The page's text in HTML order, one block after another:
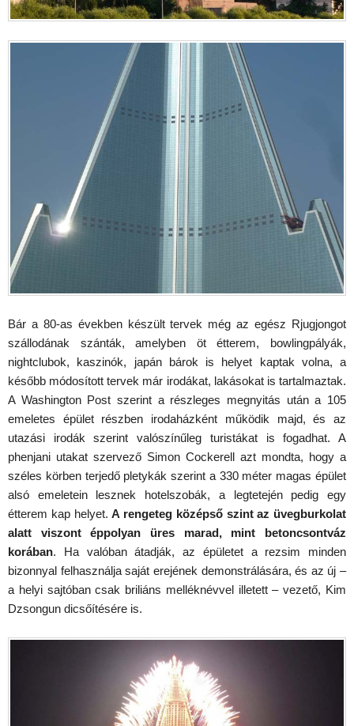
Bár a 80-as években készült tervek még az egész Rjugjongot
szállodának szánták, amelyben öt étterem, bowlingpályák,
nightclubok, kaszinók, japán bárok is helyet kaptak volna, a
később módosított tervek már irodákat, lakásokat is tartalmaztak.
A Washington Post szerint a részleges megnyitás után a 105
emeletes épület részben irodaházként működik majd, és az
utazási irodák szerint valószínűleg turistákat is fogadhat. A
phenjani utakat szervező Simon Cockerell azt mondta, hogy a
széles körben terjedő pletykák szerint a 330 méter magas épület
alsó emeletein lesznek hotelszobák, a legtetején pedig egy
étterem kap helyet.A rengeteg középső szint az üvegburkolat
alatt viszont éppolyan üres marad, mint betoncsontváz
korában. Ha valóban átadják, az épületet a rezsim minden
bizonnyal felhasználja saját erejének demonstrálására, és az új –
a helyi sajtóban csak briliáns melléknévvel illetett – vezető, Kim
Dzsongun dicsőítésére is.